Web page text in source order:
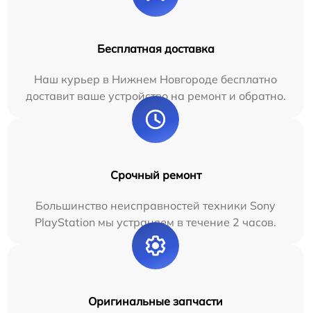
Бесплатная доставка
Наш курьер в Нижнем Новгороде бесплатно
доставит ваше устройство на ремонт и обратно.
Срочный ремонт
Большинство неисправностей техники Sony
PlayStation мы устраняем в течение 2 часов.
Оригинальные запчасти